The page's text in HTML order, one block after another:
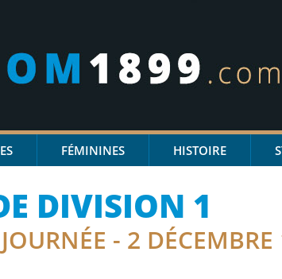
FÉMININES HISTOIRE
DIVISION 1
JOURNÉE - 2